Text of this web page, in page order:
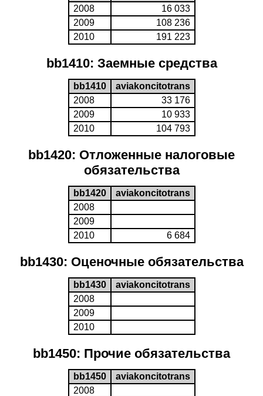
2008
16 033
2009
108 236
2010
191 223
bb1410: Заемные средства
bb1410
aviakoncitotrans
2008
33 176
2009
10 933
2010
104 793
bb1420: Отложенные налоговые
обязательства
bb1420
aviakoncitotrans
2008
2009
2010
6 684
bb1430: Оценочные обязательства
bb1430
aviakoncitotrans
2008
2009
2010
bb1450: Прочие обязательства
bb1450
aviakoncitotrans
2008